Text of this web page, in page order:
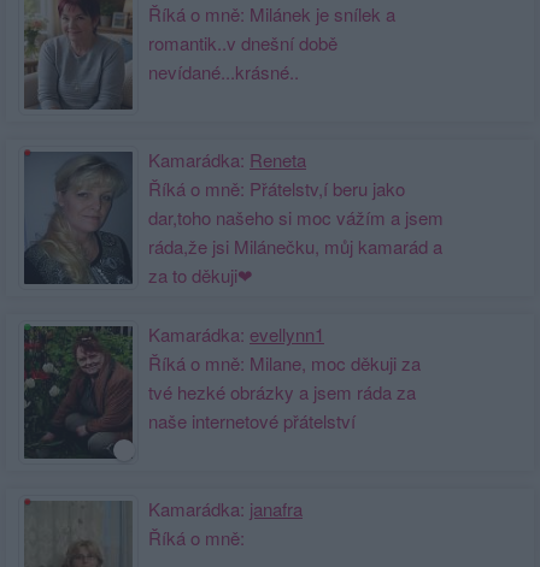
Říká o mně: Milánek je snílek a
romantik..v dnešní době
nevídané...krásné..
Kamarádka: Reneta
Říká o mně: Přátelstv,í beru jako
dar,toho našeho si moc vážím a jsem
ráda,že jsi Milánečku, můj kamarád a
za to děkuji❤
Kamarádka: evellynn1
Říká o mně: Milane, moc děkuji za
tvé hezké obrázky a jsem ráda za
naše internetové přátelství
Kamarádka: janafra
Říká o mně: